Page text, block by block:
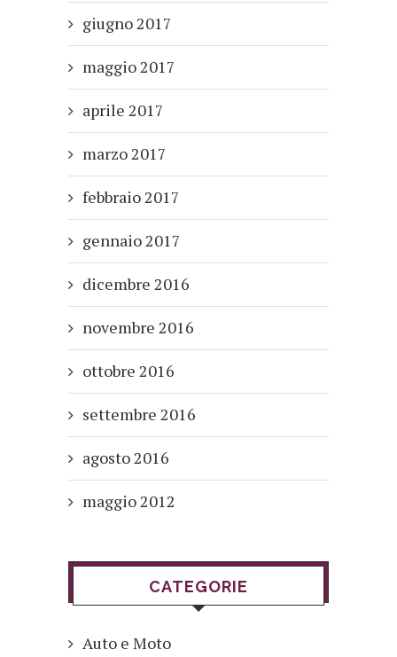
giugno 2017
maggio 2017
aprile 2017
marzo 2017
febbraio 2017
gennaio 2017
dicembre 2016
novembre 2016
ottobre 2016
settembre 2016
agosto 2016
maggio 2012
CATEGORIE
Auto e Moto